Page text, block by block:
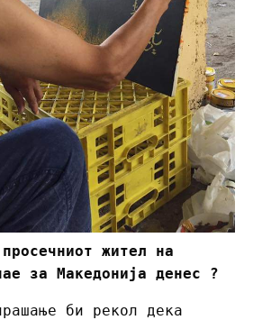
жител на
за Македонија денес ?
би рекол дека